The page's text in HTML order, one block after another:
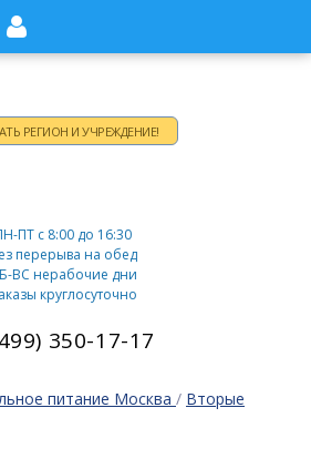
РЕГИОН И УЧРЕЖДЕНИЕ!
ПТ c 8:00 до 16:30
перерыва на обед
ВС нерабочие дни
круглосуточно
350-17-17
питание Москва / Вторые